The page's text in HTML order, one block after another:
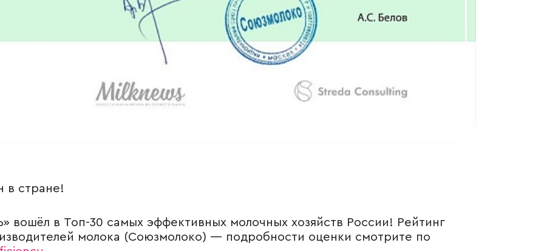
в стране!
вошёл в Топ-30 самых эффективных молочных хозяйств России! Рейтинг
молока (Союзмолоко) — подробности оценки смотрите по